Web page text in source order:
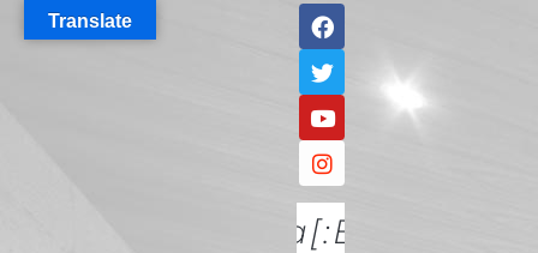
Translate